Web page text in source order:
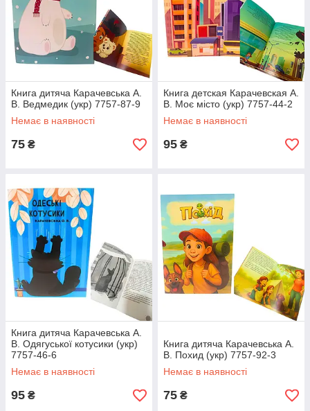
Книга дитяча Карачевська А.
В. Ведмедик (укр) 7757-87-9
Немає в наявності
75 ₴
Книга детская Карачевская А.
В. Моє місто (укр) 7757-44-2
Немає в наявності
95 ₴
Книга дитяча Карачевська А.
В. Одягуської котусики (укр)
7757-46-6
Немає в наявності
95 ₴
Книга дитяча Карачевська А.
В. Похид (укр) 7757-92-3
Немає в наявності
75 ₴